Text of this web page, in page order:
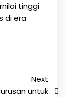
tinggi
di era
Next
untuk